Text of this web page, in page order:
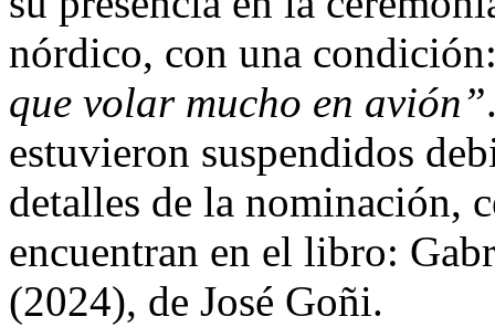
nórdico, con una
que volar mucho en avión”
estuvieron suspendidos
detalles de la nominación,
encuentran en el libro:
(2024), de José Goñi.